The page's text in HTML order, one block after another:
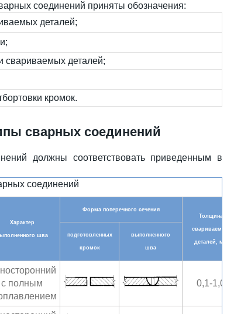
соединений приняты обозначения:
деталей;
свариваемых деталей;
кромок.
сварных соединений
должны соответствовать приведенным в
соединений
Характер
шва
Форма поперечного сечения
Толщина
свариваемых
деталей, мм
подготовленных
кромок
выполненного
шва
с полным
0,1-1,0